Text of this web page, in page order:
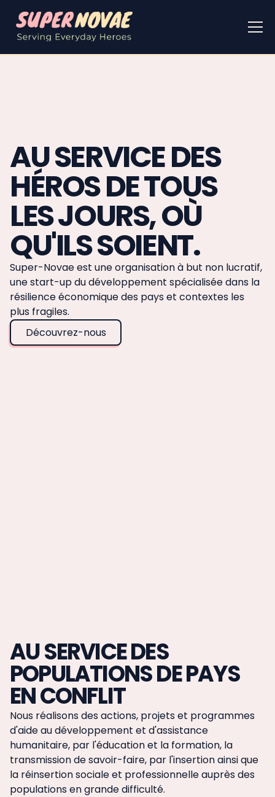
AU SERVICE DES
HÉROS DE TOUS
LES JOURS, OÙ
QU'ILS SOIENT.
Super-Novae est une organisation à but non lucratif,
une start-up du développement spécialisée dans la
résilience économique des pays et contextes les
plus fragiles.
Découvrez-nous
AU SERVICE DES
POPULATIONS DE PAYS
EN CONFLIT
Nous réalisons des actions, projets et programmes
d'aide au développement et d'assistance
humanitaire, par l'éducation et la formation, la
transmission de savoir-faire, par l'insertion ainsi que
la réinsertion sociale et professionnelle auprès des
populations en grande difficulté.